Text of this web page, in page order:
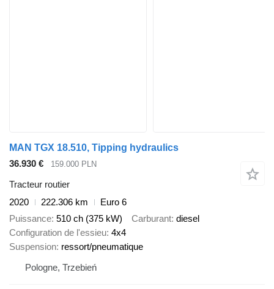
MAN TGX 18.510, Tipping hydraulics
36.930 €
159.000 PLN
Tracteur routier
2020
222.306 km
Euro 6
Puissance 510 ch (375 kW) Carburant diesel
Configuration de l'essieu 4x4
Suspension ressort/pneumatique
Pologne, Trzebień